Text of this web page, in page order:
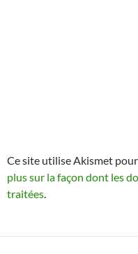
Ce site utilise Akismet
plus sur la façon dont les
traitées